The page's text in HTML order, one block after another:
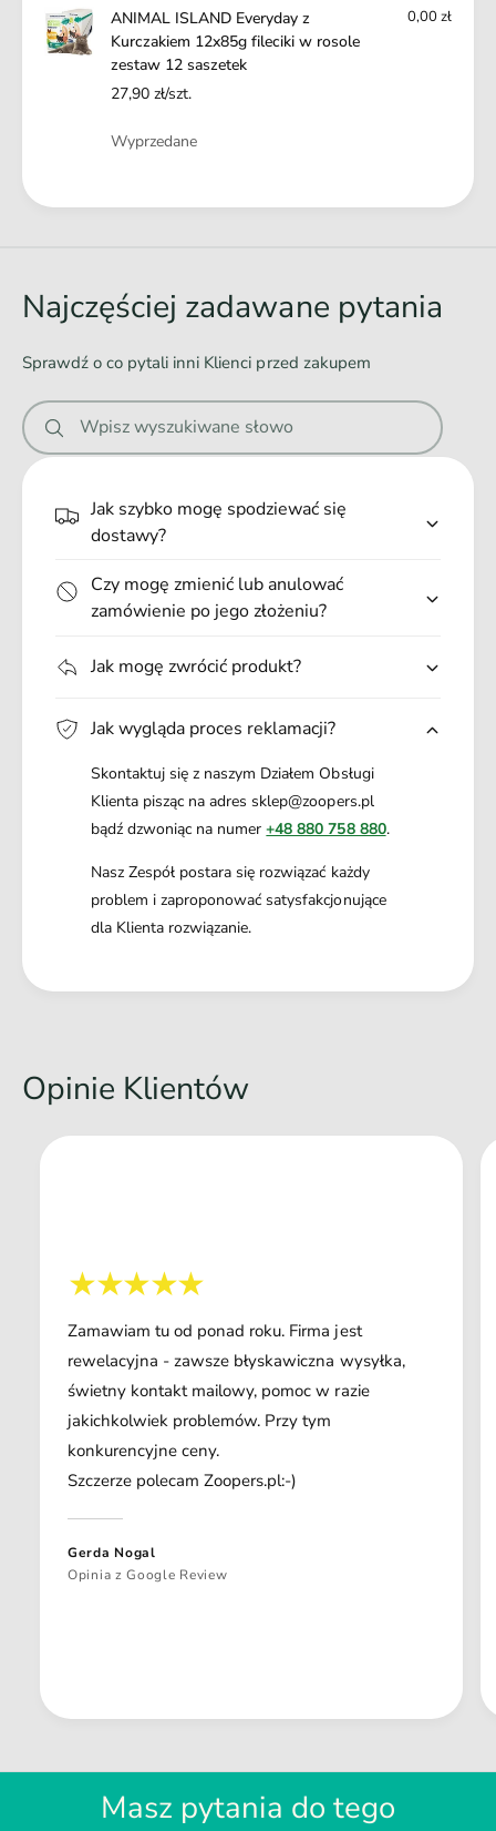
s
o
l
e
e
a
s
a
z
k
w
r
o
s
o
e
1
s
s
z
e
k
ANIMAL ISLAND Everyday z
Kurczakiem 12x85g fileciki w rosole
zestaw 12 saszetek
27,90 zł/szt.
0,00 zł
Ilość
Wyprzedane
w
i
e
Najczęściej zadawane pytania
Sprawdź o co pytali inni Klienci przed zakupem
Wpisz wyszukiwane słowo
Jak szybko mogę spodziewać się
dostawy?
Czy mogę zmienić lub anulować
zamówienie po jego złożeniu?
Jak mogę zwrócić produkt?
Jak wygląda proces reklamacji?
Skontaktuj się z naszym Działem Obsługi
Klienta pisząc na adres sklep@zoopers.pl
bądź dzwoniąc na numer+48 880 758 880.
Nasz Zespół postara się rozwiązać każdy
problem i zaproponować satysfakcjonujące
dla Klienta rozwiązanie.
Opinie Klientów
Zamawiam tu od ponad roku. Firma jest
rewelacyjna - zawsze błyskawiczna wysyłka,
świetny kontakt mailowy, pomoc w razie
jakichkolwiek problemów. Przy tym
konkurencyjne ceny.
Szczerze polecam Zoopers.pl:-)
Gerda Nogal
Opinia z Google Review
Masz pytania do tego